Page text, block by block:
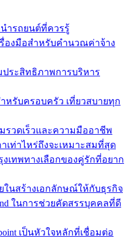
นำรถยนต์ที่ควรรู้
รื่องมือสำหรับคำนวณค่าจ้าง
ประสิทธิภาพการบริหาร
หรับครอบครัว เที่ยวสบายทุก
มรวดเร็วและความมืออาชีพ
เท่าไหร่ถึงจะเหมาะสมที่สุด
เทพทางเลือกของคู่รักที่อยาก
นสร้างเอกลักษณ์ให้กับธุรกิจ
ในการช่วยคัดสรรบุคคลที่ดี
เป็นหัวใจหลักที่เชื่อมต่อ